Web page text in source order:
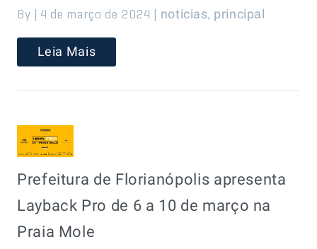
By | 4 de março de 2024 | noticias, principal
Leia Mais
Prefeitura de Florianópolis apresenta
Layback Pro de 6 a 10 de março na
Praia Mole